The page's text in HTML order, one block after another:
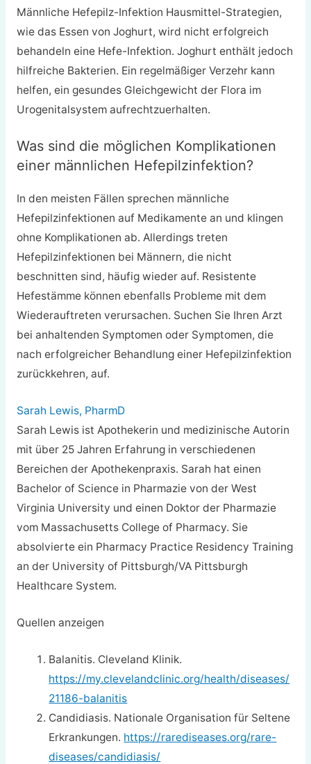
Männliche Hefepilz-Infektion Hausmittel-Strategien,
wie das Essen von Joghurt, wird nicht erfolgreich
behandeln eine Hefe-Infektion. Joghurt enthält jedoch
hilfreiche Bakterien. Ein regelmäßiger Verzehr kann
helfen, ein gesundes Gleichgewicht der Flora im
Urogenitalsystem aufrechtzuerhalten.
Was sind die möglichen Komplikationen
einer männlichen Hefepilzinfektion?
In den meisten Fällen sprechen männliche
Hefepilzinfektionen auf Medikamente an und klingen
ohne Komplikationen ab. Allerdings treten
Hefepilzinfektionen bei Männern, die nicht
beschnitten sind, häufig wieder auf. Resistente
Hefestämme können ebenfalls Probleme mit dem
Wiederauftreten verursachen. Suchen Sie Ihren Arzt
bei anhaltenden Symptomen oder Symptomen, die
nach erfolgreicher Behandlung einer Hefepilzinfektion
zurückkehren, auf.
Sarah Lewis, PharmD
Sarah Lewis ist Apothekerin und medizinische Autorin
mit über 25 Jahren Erfahrung in verschiedenen
Bereichen der Apothekenpraxis. Sarah hat einen
Bachelor of Science in Pharmazie von der West
Virginia University und einen Doktor der Pharmazie
vom Massachusetts College of Pharmacy. Sie
absolvierte ein Pharmacy Practice Residency Training
an der University of Pittsburgh/VA Pittsburgh
Healthcare System.
Quellen anzeigen
Balanitis. Cleveland Klinik.
https://my.clevelandclinic.org/health/diseases/
21186-balanitis
Candidiasis. Nationale Organisation für Seltene
Erkrankungen. https://rarediseases.org/rare-
diseases/candidiasis/